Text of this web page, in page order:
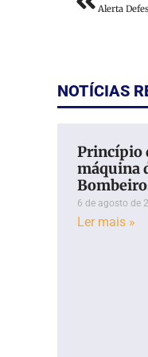
NOTÍCIAS
Princípio
máquina
6 de agosto de
Ler mais »